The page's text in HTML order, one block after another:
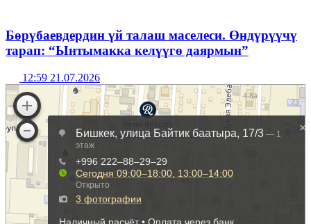
Бөрүбаевдердин үй талаш маселеси. Өндүрүүчү
тарап: “Ынтымакка келүүгө даярмын”
12:59 21.07.2026